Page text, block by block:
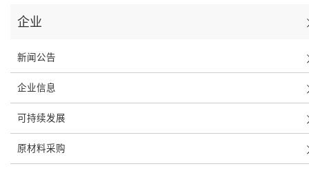
企业
新闻公告
企业信息
可持续发展
原材料采购